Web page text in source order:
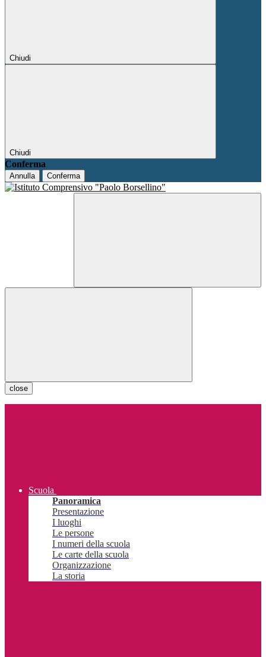
Chiudi
Chiudi
Conferma
Annulla Conferma
close
Scuola
Panoramica
Presentazione
I luoghi
Le persone
I numeri della scuola
Le carte della scuola
Organizzazione
La storia